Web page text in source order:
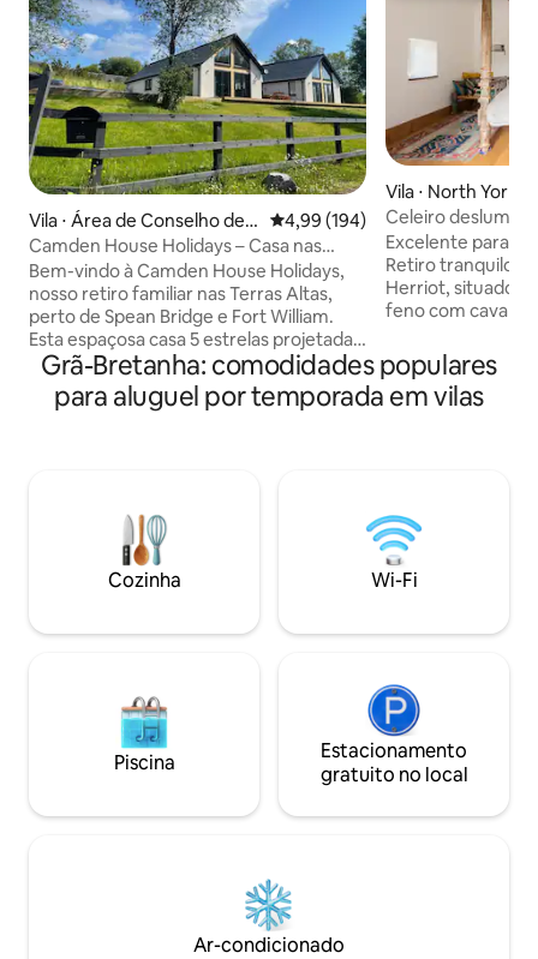
Vila ⋅ Área de Conselho de
Highland
4,99 de uma avaliação média de
4,99 (194)
Camden House Holidays – Casa nas
Terras Altas com banheira de
hidromassagem
Bem-vindo à Camden House Holidays,
nosso retiro familiar nas Terras Altas,
perto de Spean Bridge e Fort William.
Esta espaçosa casa 5 estrelas projetada
por arquitetos acomoda no máximo oito
hóspedes e tem uma banheira de
hidromassagem privativa, salamandra a
Lago Ness, Glenfinnan. No Airbnb há 1
desconto disponível: 10% de desconto
para 7 noites ou mais. Ideal para
microcasamentos, férias em família e
Vila ⋅ North
Celeiro
acres/rio/vistas.
Excelente para
Retiro tranquilo
Herriot, situado
feno com cavalos
ou balance as
na natureza ou
vistas
com dossel e
adicional
banheiro
(adequado para
Grã-Bretanha: comodidades populares
para aluguel por temporada em vilas
Cozinha Wi-Fi
Piscina
Estacionamento
gratuito no local
Ar-condicionado